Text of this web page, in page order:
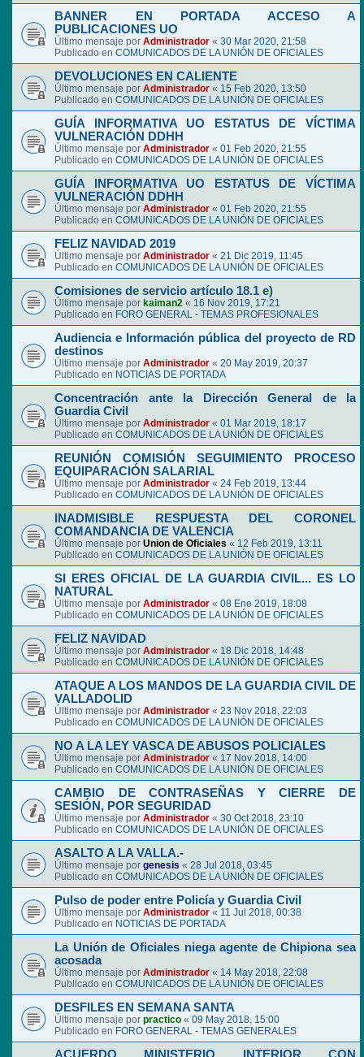
BANNER EN PORTADA ACCESO A
PUBLICACIONES UO
Último mensaje por Administrador « 30 Mar 2020, 21:58
Publicado en COMUNICADOS DE LA UNIÓN DE OFICIALES
DEVOLUCIONES EN CALIENTE
Último mensaje por Administrador « 15 Feb 2020, 13:50
Publicado en COMUNICADOS DE LA UNIÓN DE OFICIALES
GUÍA INFORMATIVA UO ESTATUS DE VÍCTIMA
VULNERACIÓN DDHH
Último mensaje por Administrador « 01 Feb 2020, 21:55
Publicado en COMUNICADOS DE LA UNIÓN DE OFICIALES
GUÍA INFORMATIVA UO ESTATUS DE VÍCTIMA
VULNERACIÓN DDHH
Último mensaje por Administrador « 01 Feb 2020, 21:55
Publicado en COMUNICADOS DE LA UNIÓN DE OFICIALES
FELIZ NAVIDAD 2019
Último mensaje por Administrador « 21 Dic 2019, 11:45
Publicado en COMUNICADOS DE LA UNIÓN DE OFICIALES
Comisiones de servicio artículo 18.1 e)
Último mensaje por kaiman2 « 16 Nov 2019, 17:21
Publicado en FORO GENERAL - TEMAS PROFESIONALES
Audiencia e Información pública del proyecto de RD
destinos
Último mensaje por Administrador « 20 May 2019, 20:37
Publicado en NOTICIAS DE PORTADA
Concentración ante la Dirección General de la
Guardia Civil
Último mensaje por Administrador « 01 Mar 2019, 18:17
Publicado en COMUNICADOS DE LA UNIÓN DE OFICIALES
REUNIÓN COMISIÓN SEGUIMIENTO PROCESO
EQUIPARACIÓN SALARIAL
Último mensaje por Administrador « 24 Feb 2019, 13:44
Publicado en COMUNICADOS DE LA UNIÓN DE OFICIALES
INADMISIBLE RESPUESTA DEL CORONEL
COMANDANCIA DE VALENCIA
Último mensaje por Union de Oficiales « 12 Feb 2019, 13:11
Publicado en COMUNICADOS DE LA UNIÓN DE OFICIALES
SI ERES OFICIAL DE LA GUARDIA CIVIL... ES LO
NATURAL
Último mensaje por Administrador « 08 Ene 2019, 18:08
Publicado en COMUNICADOS DE LA UNIÓN DE OFICIALES
FELIZ NAVIDAD
Último mensaje por Administrador « 18 Dic 2018, 14:48
Publicado en COMUNICADOS DE LA UNIÓN DE OFICIALES
ATAQUE A LOS MANDOS DE LA GUARDIA CIVIL DE
VALLADOLID
Último mensaje por Administrador « 23 Nov 2018, 22:03
Publicado en COMUNICADOS DE LA UNIÓN DE OFICIALES
NO A LA LEY VASCA DE ABUSOS POLICIALES
Último mensaje por Administrador « 17 Nov 2018, 14:00
Publicado en COMUNICADOS DE LA UNIÓN DE OFICIALES
CAMBIO DE CONTRASEÑAS Y CIERRE DE
SESIÓN, POR SEGURIDAD
Último mensaje por Administrador « 30 Oct 2018, 23:10
Publicado en COMUNICADOS DE LA UNIÓN DE OFICIALES
ASALTO A LA VALLA.-
Último mensaje por genesis « 28 Jul 2018, 03:45
Publicado en COMUNICADOS DE LA UNIÓN DE OFICIALES
Pulso de poder entre Policía y Guardia Civil
Último mensaje por Administrador « 11 Jul 2018, 00:38
Publicado en NOTICIAS DE PORTADA
La Unión de Oficiales niega agente de Chipiona sea
acosada
Último mensaje por Administrador « 14 May 2018, 22:08
Publicado en COMUNICADOS DE LA UNIÓN DE OFICIALES
DESFILES EN SEMANA SANTA
Último mensaje por practico « 09 May 2018, 15:00
Publicado en FORO GENERAL - TEMAS GENERALES